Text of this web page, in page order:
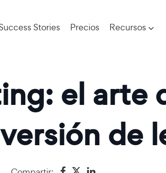
Stories Precios Recursos
el arte
de